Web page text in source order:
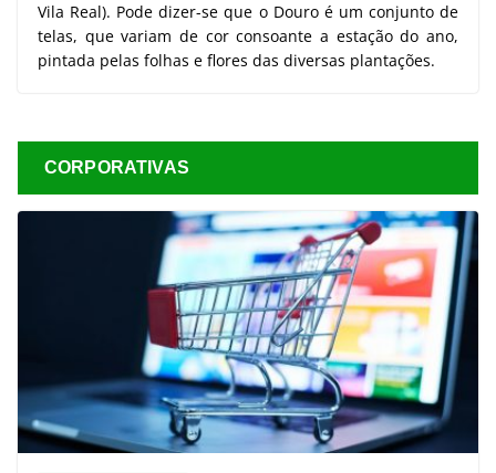
Vila Real). Pode dizer-se que o Douro é um conjunto de
telas, que variam de cor consoante a estação do ano,
pintada pelas folhas e flores das diversas plantações.
CORPORATIVAS